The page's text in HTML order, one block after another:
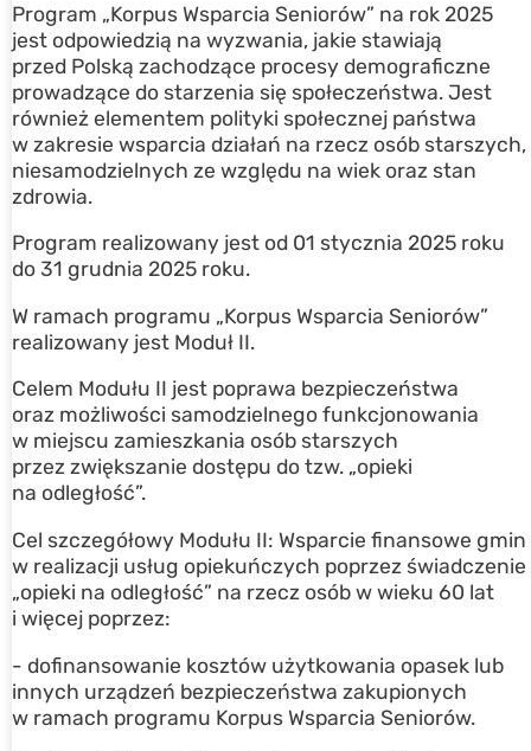
Program „Korpus Wsparcia Seniorów” na rok 2025
jest odpowiedzią na wyzwania, jakie stawiają
przed Polską zachodzące procesy demograficzne
prowadzące do starzenia się społeczeństwa. Jest
również elementem polityki społecznej państwa
w zakresie wsparcia działań na rzecz osób starszych,
niesamodzielnych ze względu na wiek oraz stan
zdrowia.
Program realizowany jest od 01 stycznia 2025 roku
do 31 grudnia 2025 roku.
W ramach programu „Korpus Wsparcia Seniorów”
realizowany jest Moduł II.
Celem Modułu II jest poprawa bezpieczeństwa
oraz możliwości samodzielnego funkcjonowania
w miejscu zamieszkania osób starszych
przez zwiększanie dostępu do tzw. „opieki
na odległość”.
Cel szczegółowy Modułu II: Wsparcie finansowe gmin
w realizacji usług opiekuńczych poprzez świadczenie
„opieki na odległość” na rzecz osób w wieku 60 lat
i więcej poprzez:
- dofinansowanie kosztów użytkowania opasek lub
innych urządzeń bezpieczeństwa zakupionych
w ramach programu Korpus Wsparcia Seniorów.